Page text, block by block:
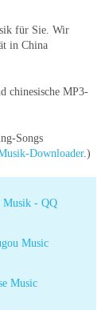
für Sie. Wir
in China
chinesische MP3-
Songs
Downloader.)
Musik - QQ
Music
Music